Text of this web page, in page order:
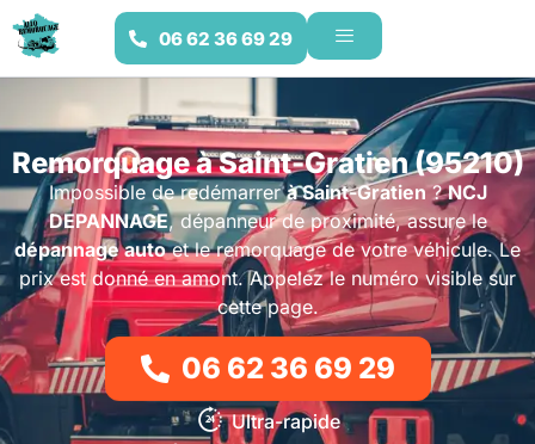
06 62 36 69 29
Remorquage à Saint-Gratien (95210)
Impossible de redémarrerà Saint-Gratien?NCJ
DEPANNAGE, dépanneur de proximité, assure le
dépannage autoet le remorquage de votre véhicule. Le
prix est donné en amont. Appelez le numéro visible sur
cette page.
06 62 36 69 29
Ultra-rapide